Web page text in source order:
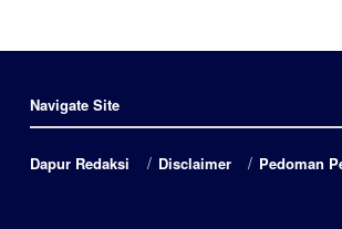
Navigate Site
Dapur Redaksi Disclaimer Pedoman